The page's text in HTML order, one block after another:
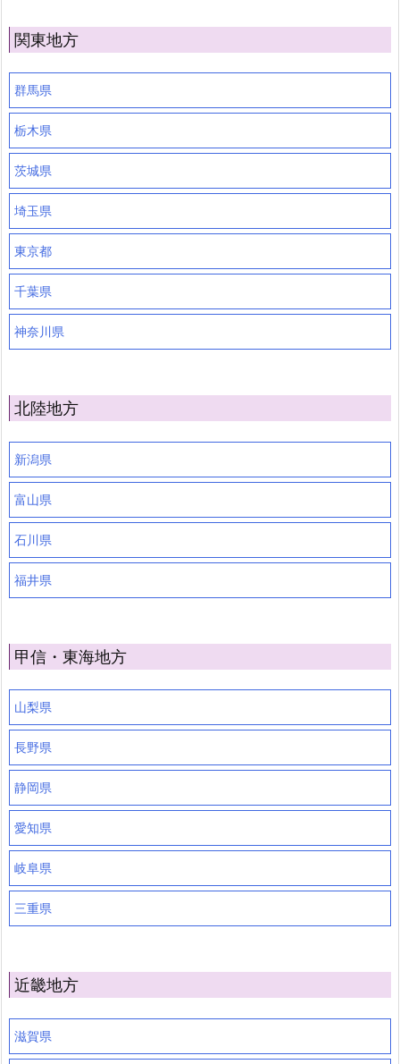
関東地方
群馬県
栃木県
茨城県
埼玉県
東京都
千葉県
神奈川県
北陸地方
新潟県
富山県
石川県
福井県
甲信・東海地方
山梨県
長野県
静岡県
愛知県
岐阜県
三重県
近畿地方
滋賀県